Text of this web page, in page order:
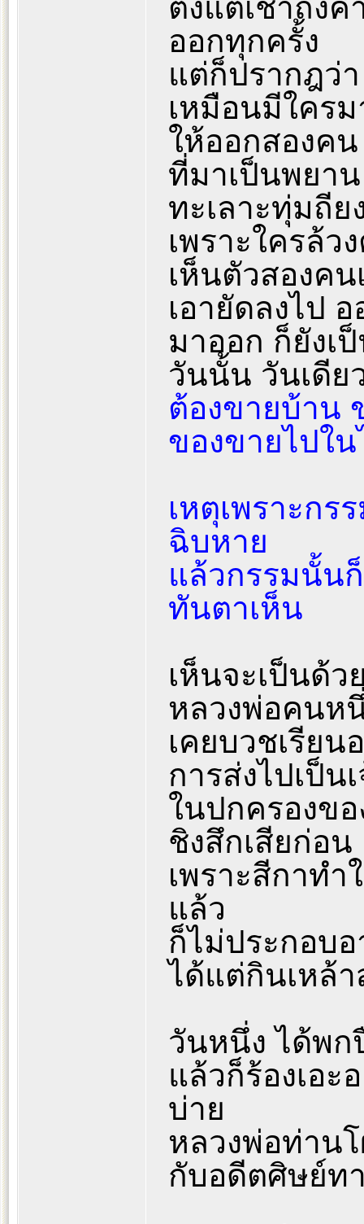
ตั้งแต่เช้าถึง
ออกทุกครั้ง
แต่ก็ปรากฎว่
เหมือนมีใคร
ให้ออกสองค
ที่มาเป็นพยาน
ทะเลาะทุ่มถี
เพราะใครล้
เห็นตัวสองค
เอายัดลงไป
มาออก ก็ยังเ
วันนั้น วันเดีย
ต้องขายบ้าน
ของขายไปใ
เหตุเพราะกร
ฉิบหาย
แล้วกรรมนั้นก็
ทันตาเห็น
เห็นจะเป็นด้
หลวงพ่อคนห
เคยบวชเรีย
การส่งไปเป็น
ในปกครองข
ชิงสึกเสียก่อน
เพราะสีกาทำ
แล้ว
ก็ไม่ประกอบ
ได้แต่กินเหล้า
วันหนึ่ง ได้พก
แล้วก็ร้องเอ
บ่าย
หลวงพ่อท่าน
กับอดีตศิษย์ท